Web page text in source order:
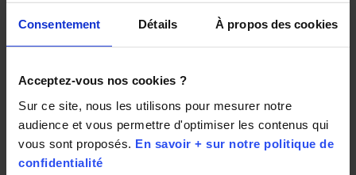
Consentement Détails À propos des cookies
Acceptez-vous nos cookies ?
Sur ce site, nous les utilisons pour mesurer notre
audience et vous permettre d'optimiser les contenus qui
vous sont proposés. En savoir + sur notre politique de
confidentialité
« Bienveillant »
« Patient »